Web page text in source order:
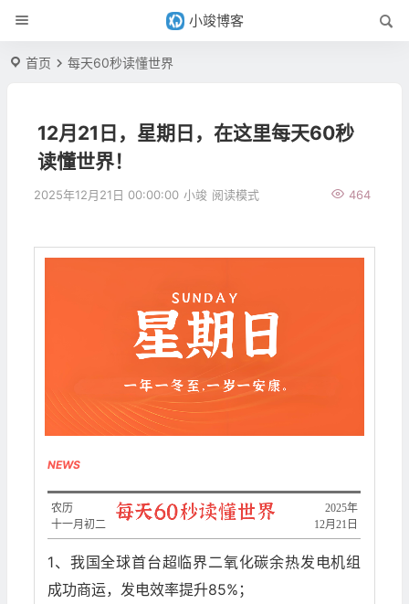
小竣博客
首页 每天60秒读懂世界
12月21日，星期日，在这里每天60秒
读懂世界！
2025年12月21日 00:00:00 小竣 464
阅读模式
NEWS
​2025年
12月21日
农历
十一月初二
1、我国全球首台超临界二氧化碳余热发电机组
成功商运，发电效率提升85%；